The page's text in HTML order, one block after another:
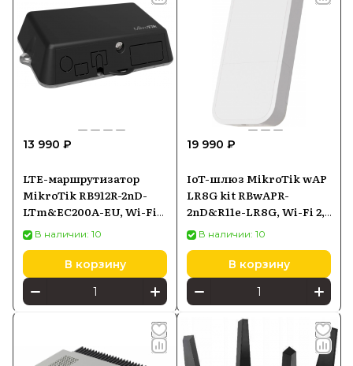
13 990 ₽
LTE-маршрутизатор
MikroTik RB912R-2nD-
LTm&EC200A-EU, Wi-Fi
2,4 ГГц 802.11n, LTE Cat1,
10/100 Ethernet, PoE-in
В наличии: 10
В корзину
19 990 ₽
IoT-шлюз MikroTik wAP
LR8G kit RBwAPR-
2nD&R11e-LR8G, Wi-Fi 2,4
ГГц, LoRa, PoE-in
В наличии: 10
В корзину